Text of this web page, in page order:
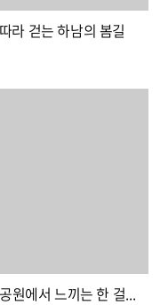
라 걷는 하남의 봄길
[2026년 3월호] 걷기 좋은 길 - 미사경정공원에서 느끼는 한 걸음의 여유